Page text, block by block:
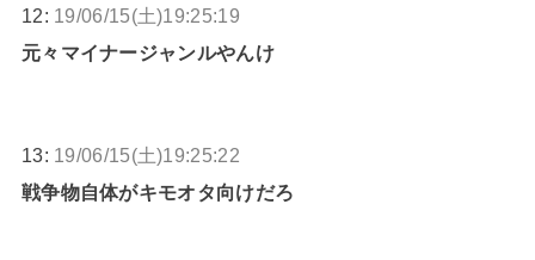
12: 19/06/15(土)19:25:19
元々マイナージャンルやんけ
13: 19/06/15(土)19:25:22
戦争物自体がキモオタ向けだろ